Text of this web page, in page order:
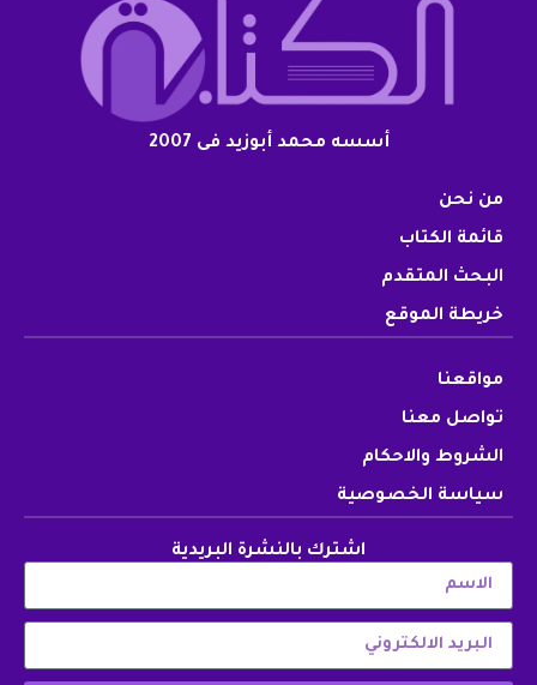
أسسه محمد أبوزيد فى 2007
من نحن
قائمة الكتاب
البحث المتقدم
خريطة الموقع
مواقعنا
تواصل معنا
الشروط والاحكام
سياسة الخصوصية
اشترك بالنشرة البريدية